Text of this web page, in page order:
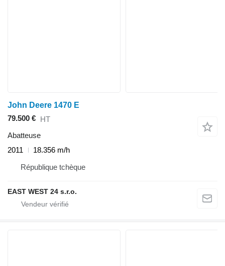
John Deere 1470 E
79.500 € HT
Abatteuse
2011
18.356 m/h
République tchèque
EAST WEST 24 s.r.o.